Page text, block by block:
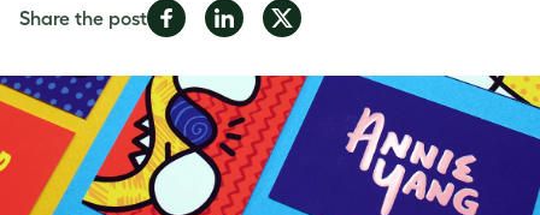
Share the postShare
Facebook
Share
LinkedIn
Share
Twitter